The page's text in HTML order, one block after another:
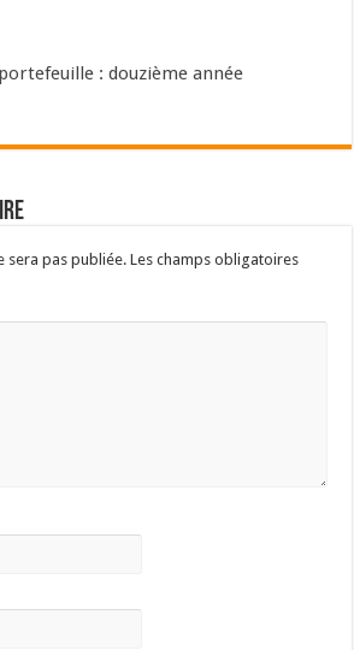
: douzième année
sera pas publiée. Les champs obligatoires